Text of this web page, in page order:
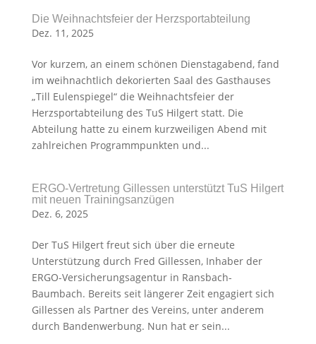
Die Weihnachtsfeier der Herzsportabteilung
Dez. 11, 2025
Vor kurzem, an einem schönen Dienstagabend, fand
im weihnachtlich dekorierten Saal des Gasthauses
„Till Eulenspiegel“ die Weihnachtsfeier der
Herzsportabteilung des TuS Hilgert statt. Die
Abteilung hatte zu einem kurzweiligen Abend mit
zahlreichen Programmpunkten und...
ERGO-Vertretung Gillessen unterstützt TuS Hilgert
mit neuen Trainingsanzügen
Dez. 6, 2025
Der TuS Hilgert freut sich über die erneute
Unterstützung durch Fred Gillessen, Inhaber der
ERGO-Versicherungsagentur in Ransbach-
Baumbach. Bereits seit längerer Zeit engagiert sich
Gillessen als Partner des Vereins, unter anderem
durch Bandenwerbung. Nun hat er sein...